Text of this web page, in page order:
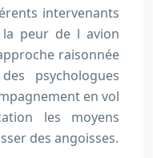
intervenants
peur de l avion
raisonnée
psychologues
en vol
les moyens
des angoisses.